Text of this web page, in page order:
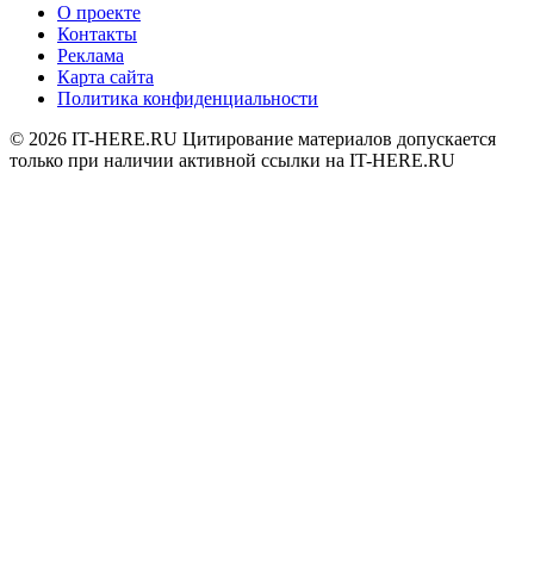
О проекте
Контакты
Реклама
Карта сайта
Политика конфиденциальности
© 2026 IT-HERE.RU Цитирование материалов допускается
только при наличии активной ссылки на IT-HERE.RU